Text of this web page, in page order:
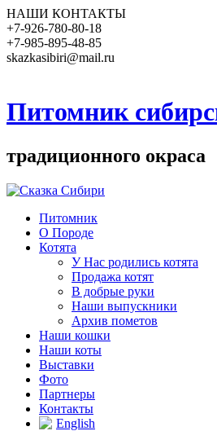
НАШИ КОНТАКТЫ
+7-926-780-80-18
+7-985-895-48-85
skazkasibiri@mail.ru
Питомник
традиционного окраса
Питомник
О Породе
Котята
У Нас родились котята
Продажа котят
В добрые руки
Наши выпускники
Архив пометов
Наши кошки
Наши коты
Выставки
Фото
Партнеры
Контакты
English